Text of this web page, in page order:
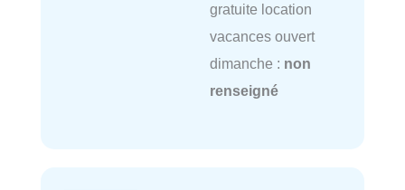
gratuite location
vacances ouvert
dimanche : non
renseigné